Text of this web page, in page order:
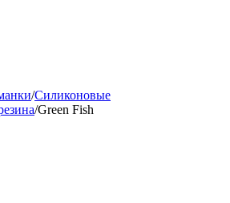
/Силиконовые
/Green Fish